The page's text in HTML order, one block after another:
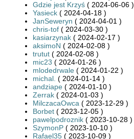
Gdzie jest Krzyś ( 2024-06-06 )
Yasieck ( 2024-04-18 )
JanSeweryn ( 2024-04-01 )
chris-tof ( 2024-03-30 )
kasiarzynak ( 2024-02-17 )
aksimoN ( 2024-02-08 )
trutut ( 2024-02-08 )
mic23 ( 2024-01-26 )
mlodedrwale ( 2024-01-22 )
michal. ( 2024-01-14 )
andziape ( 2024-01-10 )
Zerrak ( 2024-01-03 )
MilczacaOwca ( 2023-12-29 )
Borbet ( 2023-12-05 )
pawelpodroznik ( 2023-10-28 )
SzymonP ( 2023-10-10 )
Rafael35 ( 2023-10-09 )